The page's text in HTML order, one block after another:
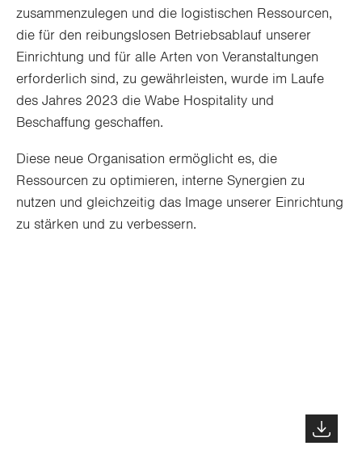
zusammenzulegen und die logistischen Ressourcen,
die für den reibungslosen Betriebsablauf unserer
Einrichtung und für alle Arten von Veranstaltungen
erforderlich sind, zu gewährleisten, wurde im Laufe
des Jahres 2023 die Wabe Hospitality und
Beschaffung geschaffen.
Diese neue Organisation ermöglicht es, die
Ressourcen zu optimieren, interne Synergien zu
nutzen und gleichzeitig das Image unserer Einrichtung
zu stärken und zu verbessern.